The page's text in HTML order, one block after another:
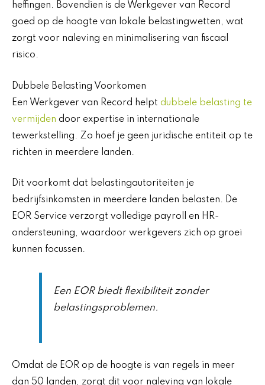
heffingen. Bovendien is de Werkgever van Record
goed op de hoogte van lokale belastingwetten, wat
zorgt voor naleving en minimalisering van fiscaal
risico.
Dubbele Belasting Voorkomen
Een Werkgever van Record helpt dubbele belasting te
vermijden door expertise in internationale
tewerkstelling. Zo hoef je geen juridische entiteit op te
richten in meerdere landen.
Dit voorkomt dat belastingautoriteiten je
bedrijfsinkomsten in meerdere landen belasten. De
EOR Service verzorgt volledige payroll en HR-
ondersteuning, waardoor werkgevers zich op groei
kunnen focussen.
Een EOR biedt flexibiliteit zonder
belastingsproblemen.
Omdat de EOR op de hoogte is van regels in meer
dan 50 landen, zorgt dit voor naleving van lokale